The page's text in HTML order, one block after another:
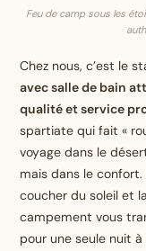
Feu de camp sous les
Chez nous, c’est le
avec salle de bain
qualité et service
spartiate qui fait «
voyage dans le
mais dans le
coucher du soleil et
campement vous
pour une seule nuit à